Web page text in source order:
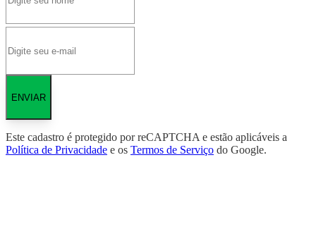
ENVIAR
Este cadastro é protegido por reCAPTCHA e estão aplicáveis a
Política de Privacidade e os Termos de Serviço do Google.